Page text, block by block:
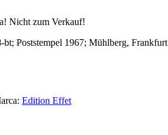
Nicht zum Verkauf!
bt; Poststempel 1967; Mühlberg, Frankfurt
Edition Effet